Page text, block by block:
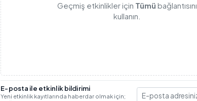
Geçmiş etkinlikler için Tümü bağlantısını
kullanın.
E-posta ile etkinlik bildirimi
Yeni etkinlik kayıtlarında haberdar olmak için;